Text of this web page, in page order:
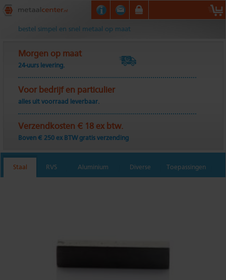
Metaalcenter.nl
bestel simpel en snel metaal op maat
Morgen op maat
24-uurs levering.
Voor bedrijf en particulier
alles uit voorraad leverbaar.
Verzendkosten € 18 ex btw.
Boven € 250 ex BTW gratis verzending
Staal RVS Aluminium Diverse Toepassingen